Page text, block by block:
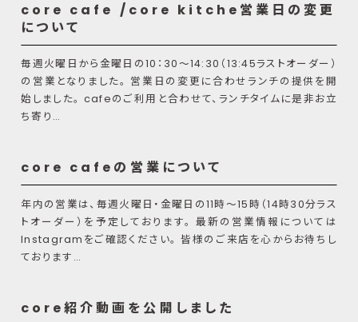
core cafe /core kitche営業日の変更
について
毎週火曜日から金曜日の10：30～14:30（13:45ラストオーダー）
の営業となりました。 営業日の変更に合わせランチの提供を開
始しました。 cafeのご利用と合わせて、ランチタイムに是非お立
ち寄り…
core cafeの営業について
年内の営業は、毎週火曜日・金曜日の11時〜15時（14時30分ラス
トオーダー）を予定しております。 最新の営業情報については
Instagramをご確認ください。 皆様のご来店を心からお待ちし
ております…
core紹介動画を公開しました